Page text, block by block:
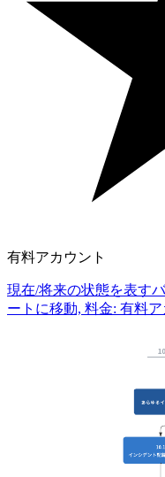
有料アカウント
現在/将来の状態を表す
ートに移動, 料金: 有料ア